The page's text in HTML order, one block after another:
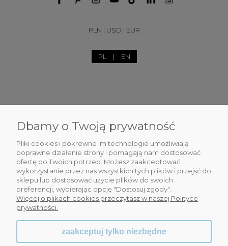
PLN | USD | EUR
PL | EN
DLA CIEBIE
INFORMACJE
OBSŁUGA KLIENTA
WSPÓŁPRACA
Dbamy o Twoją prywatność
Pliki cookies i pokrewne im technologie umożliwiają
poprawne działanie strony i pomagają nam dostosować
ofertę do Twoich potrzeb. Możesz zaakceptować
wykorzystanie przez nas wszystkich tych plików i przejść do
sklepu lub dostosować użycie plików do swoich
preferencji, wybierając opcję "Dostosuj zgody".
Więcej o plikach cookies przeczytasz w naszej Polityce
prywatności.
zaakceptuj tylko niezbędne